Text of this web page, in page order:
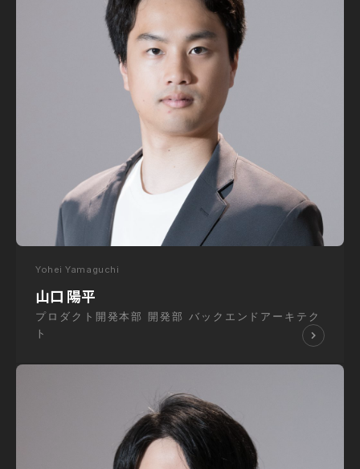
Yohei Yamaguchi
山口 陽平
プロダクト開発本部 開発部 バックエンドアーキテク
ト